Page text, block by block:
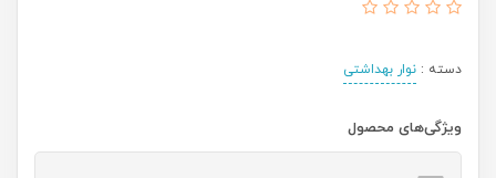
دسته : نوار بهداشتی
ویژگی‌های محصول